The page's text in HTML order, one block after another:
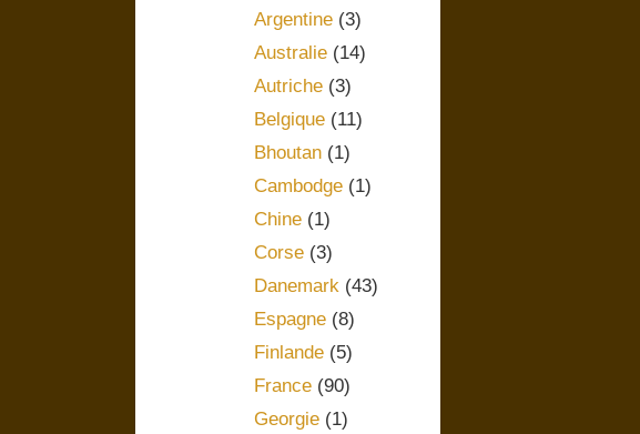
Argentine(3)
Australie(14)
Autriche(3)
Belgique(11)
Bhoutan(1)
Cambodge(1)
Chine(1)
Corse(3)
Danemark (43)
Espagne(8)
Finlande(5)
France(90)
Georgie(1)